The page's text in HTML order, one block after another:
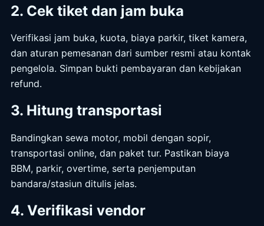
2. Cek tiket dan jam buka
Verifikasi jam buka, kuota, biaya parkir, tiket kamera,
dan aturan pemesanan dari sumber resmi atau kontak
pengelola. Simpan bukti pembayaran dan kebijakan
refund.
3. Hitung transportasi
Bandingkan sewa motor, mobil dengan sopir,
transportasi online, dan paket tur. Pastikan biaya
BBM, parkir, overtime, serta penjemputan
bandara/stasiun ditulis jelas.
4. Verifikasi vendor